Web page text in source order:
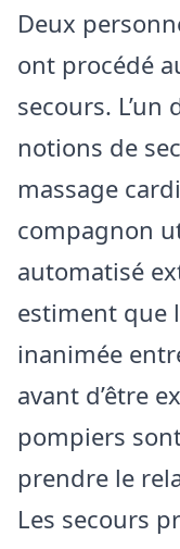
Deux
ont procédé
secours. L’un
notions de
massage
compagnon
automatisé
estiment que
inanimée
avant d’être
pompiers
prendre le
Les secours